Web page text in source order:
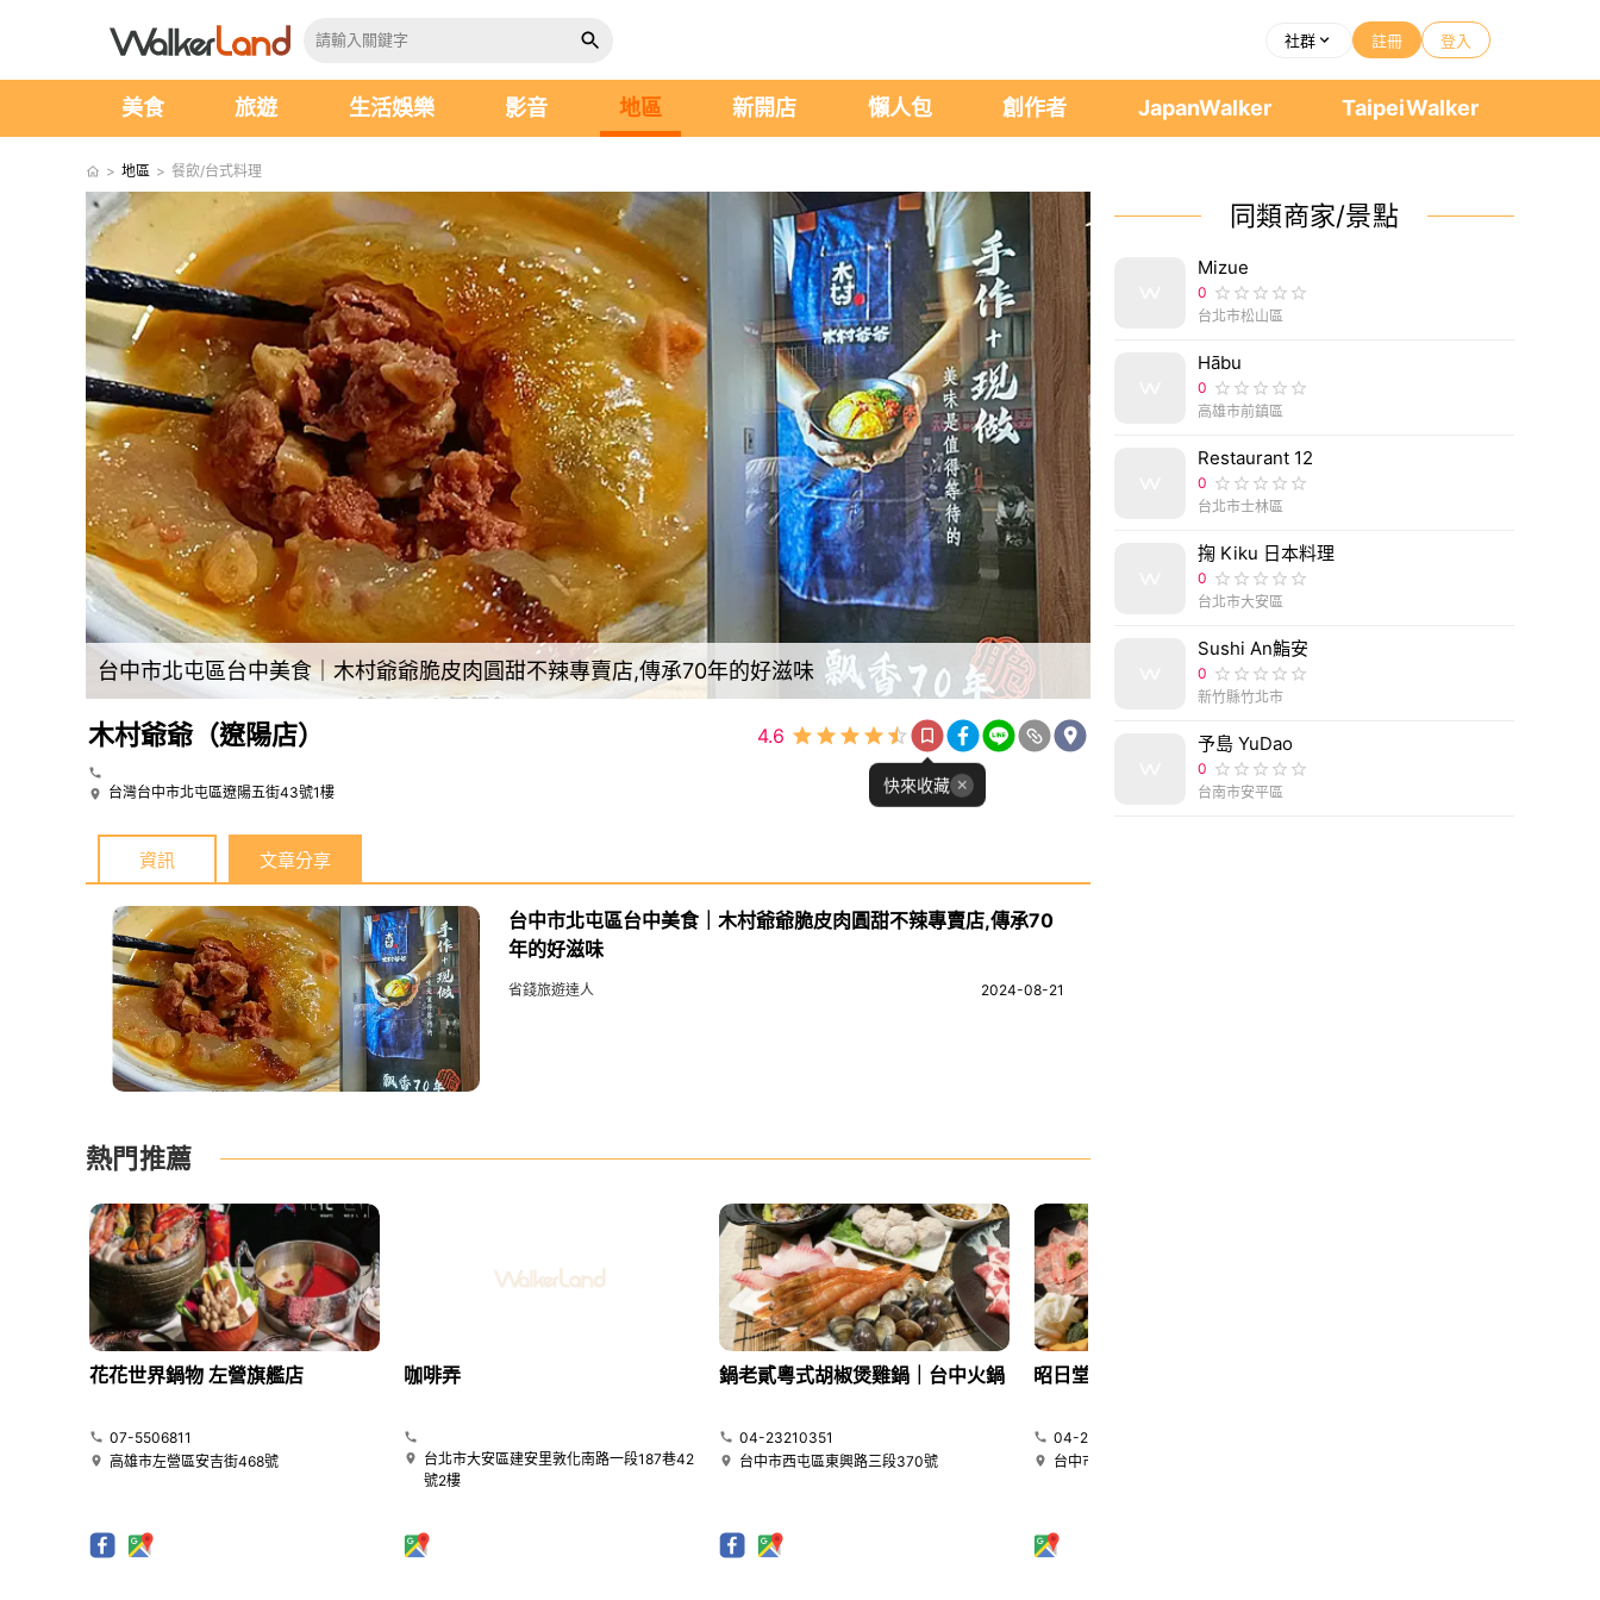
社群 註冊 登入
美食 旅遊 生活娛樂 影音 地區 新開店 懶人包 創作者 JapanWalker TaipeiWalker
> 地區 > 餐飲/台式料理
台中市北屯區台中美食｜木村爺爺脆皮肉圓甜不辣專賣店,傳承70年的好滋味 台中市北屯區台中美食｜木村爺爺脆皮肉圓甜不辣
木村爺爺（遼陽店）
台灣台中市北屯區遼陽五街43號1樓
4.6
快來收藏
資訊 文章分享
台中市北屯區台中美食｜木村爺爺脆皮肉圓甜不辣專賣店,傳承70
年的好滋味
省錢旅遊達人 2024-08-21
熱門推薦
花花世界鍋物 左營旗艦店
07-5506811
高雄市左營區安吉街468號
咖啡弄
台北市大安區建安里敦化南路一段187巷42
號2樓
鍋老貳粵式胡椒煲雞鍋｜台中火鍋
04-23210351
台中市西屯區東興路三段370號
昭日堂鍋煮｜台中火鍋
04-22580269
台中市南屯區大墩十一街345號
同類商家/景點
Mizue
0
台北市松山區
Hābu
0
高雄市前鎮區
Restaurant 12
0
台北市士林區
掬 Kiku 日本料理
0
台北市大安區
Sushi An鮨安
0
新竹縣竹北市
予島 YuDao
0
台南市安平區